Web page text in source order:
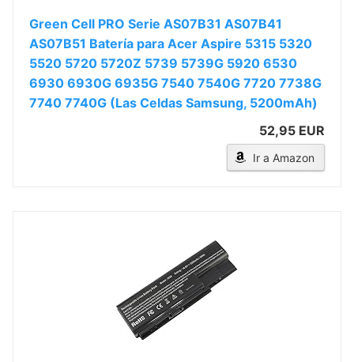
Green Cell PRO Serie AS07B31 AS07B41
AS07B51 Batería para Acer Aspire 5315 5320
5520 5720 5720Z 5739 5739G 5920 6530
6930 6930G 6935G 7540 7540G 7720 7738G
7740 7740G (Las Celdas Samsung, 5200mAh)
52,95 EUR
Ir a Amazon